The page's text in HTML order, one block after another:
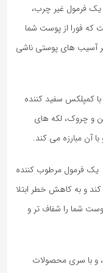
کرم ضد آفتاب بیرنگ نیوآ nivea اصل spc 60 یک فرمول غیر چرب،
که فورا از پوست شما
آسیب های پوستی ناشی
کرم ضد آفتاب بیرنگ نیوآ nivea اصل spc 60 با کمپلکس سفید کننده
و چروک، لکه های
آن مبارزه می کند.
کرم ضد آفتاب بیرنگ نیوآ nivea اصل spc 60 یک فرمول مرطوب کننده
و به کاهش خطر ابتلا
شما را شفاف تر و
و با سری محصولات